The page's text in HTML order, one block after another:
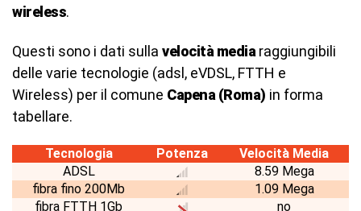
wireless.
Questi sono i dati sulla velocità media raggiungibili
delle varie tecnologie (adsl, eVDSL, FTTH e
Wireless) per il comune Capena (Roma) in forma
tabellare.
Tecnologia Potenza
Velocità Media
ADSL
8.59 Mega
fibra fino 200Mb
1.09 Mega
fibra FTTH 1Gb
no